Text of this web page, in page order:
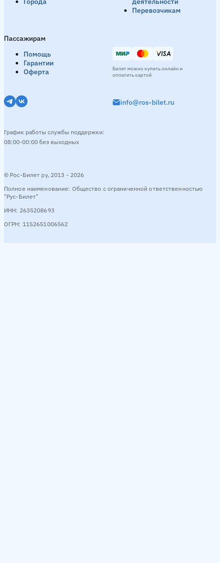
Пассажирам
Помощь
Гарантии
Оферта
Перевозчикам
© Рос-Билет ру, 2013 - 2026
Полное наименование: Общество с ограниченной ответственностью
"Рус-Билет"
ИНН: 2635208693
ОГРН: 1152651006562
info@ros-bilet.ru
График работы службы поддержки:
08:00-00:00 без выходных
Билет можно купить онлайн и
оплатить картой